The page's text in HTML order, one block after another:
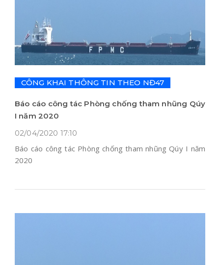
CÔNG KHAI THÔNG TIN THEO NĐ47
Báo cáo công tác Phòng chống tham nhũng Qúy
I năm 2020
02/04/2020 17:10
Báo cáo công tác Phòng chống tham nhũng Qúy I năm
2020